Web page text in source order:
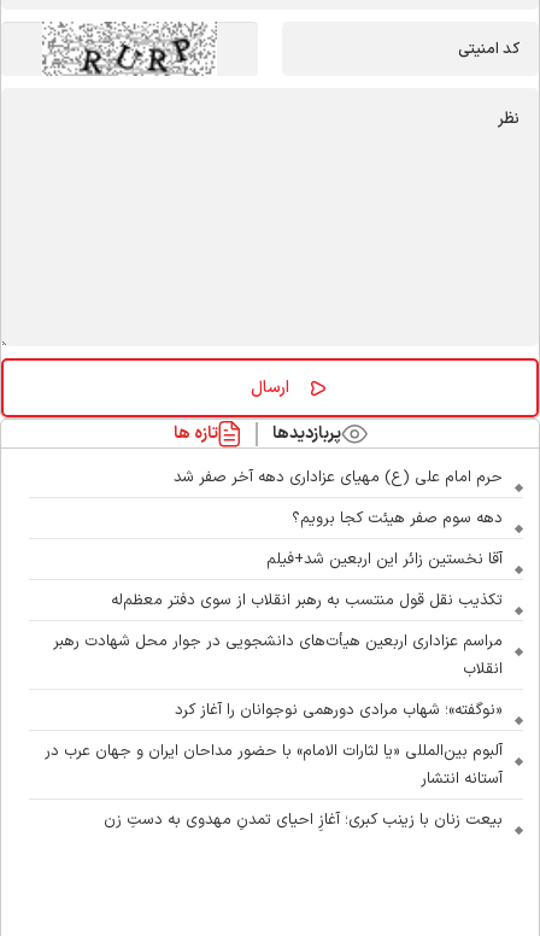
پربازدیدها تازه ها
حرم امام علی (ع) مهیای عزاداری دهه آخر صفر شد
دهه سوم صفر هیئت کجا برویم؟
آقا نخستین زائر این اربعین شد+فیلم
تکذیب نقل قول منتسب به رهبر انقلاب از سوی دفتر معظم‌له
مراسم عزاداری اربعین هیأت‌های دانشجویی در جوار محل شهادت رهبر
انقلاب
«نوگفته»؛ شهاب مرادی دورهمی نوجوانان را آغاز کرد
آلبوم بین‌المللی «یا لثارات الامام» با حضور مداحان ایران و جهان عرب در
آستانه انتشار
بیعت زنان با زینب کبری؛ آغازِ احیای تمدنِ مهدوی به دستِ زن